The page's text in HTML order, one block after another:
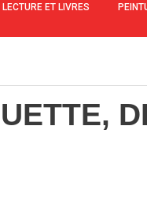
LECTURE ET LIVRES